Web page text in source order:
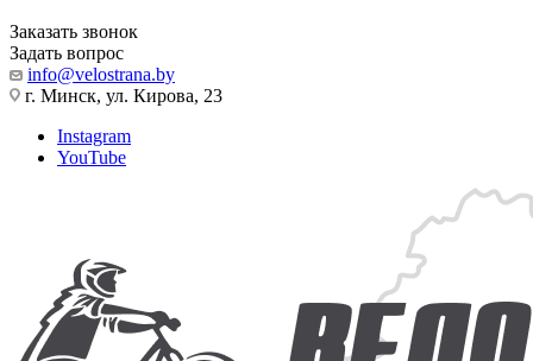
Заказать звонок
Задать вопрос
info@velostrana.by
г. Минск, ул. Кирова, 23
Instagram
YouTube